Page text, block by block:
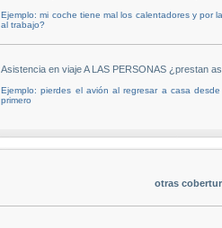
Ejemplo: mi coche tiene mal los calentadores y por
al trabajo?
Asistencia en viaje A LAS PERSONAS ¿prestan
Ejemplo: pierdes el avión al regresar a casa
primero
otras